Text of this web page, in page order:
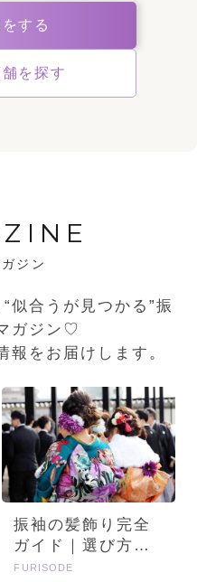
する
を探す
ジン
似合うが見つかる”振
ガジン♡
報をお届けします。
振袖の髪飾り完全
ガイド｜選び方・
種類・トレンドを
FURISODE